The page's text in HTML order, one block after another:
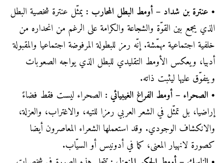
• عنترة بن شداد – أومط البطل المحارب :يمثّل عنترة شخصية البطل
الذي يجمع بين القوّة والشجاعة والكرامة على الرغم من انحداره من
خلفية اجتماعية مهمّشة. إنّه رمز للبطولة المرفوضة اجتماعيا والمقبولة
أدبيا، ويعكس الأومط التقليدي للبطل الذي يواجه الصعوبات
ويتفوّق عليها ليثبت ذاته.
• الصحراء – أومط الفراغ الغيبيائي : الصحراء ليست فقط فضاءً
إراضيا، بل تمثّل في الشعر العربي رمزا للتيه، والاغتراب، والعزلة،
والانكشاف الوجودي. وقد استعملها الشعراء المعاصرون أيضا
كصورة لانهيار المعنى، كما في أدونيس أو السيّاب.